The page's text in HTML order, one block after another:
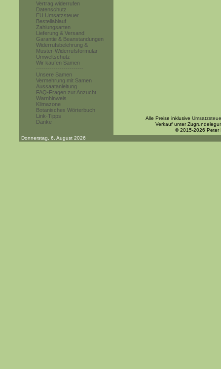
Vertrag widerrufen
Datenschutz
EU Umsatzsteuer
Bestellablauf
Zahlungsarten
Lieferung & Versand
Garantie & Beanstandungen
Widerrufsbelehrung &
Muster-Widerrufsformular
Umweltschutz
Wir kaufen Samen
------------------------
Unsere Samen
Vermehrung mit Samen
Aussaatanleitung
FAQ-Fragen zur Anzucht
Warnhinweis
Klimazone
Botanisches Wörterbuch
Link-Tipps
Danke
Alle Preise inklusive
Verkauf unter
© 2015-2026 Peter
Donnerstag, 6. August 2026